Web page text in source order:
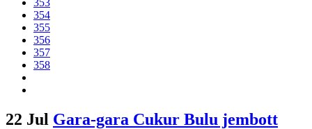
353
354
355
356
357
358
22 Jul Gara-gara Cukur Bulu jembott